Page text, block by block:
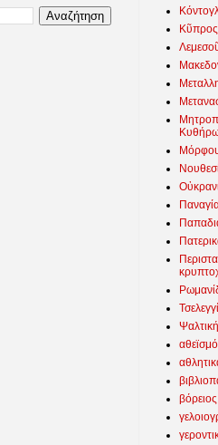
Κῦπρος